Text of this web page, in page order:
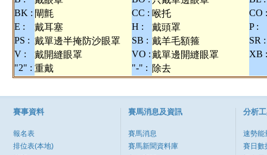
BK : 閘氈 CC : 喉托
CO :
E :
戴耳塞 H : 戴頭罩
P :
PS : 戴單邊半掩防沙眼罩 SB : 戴羊毛額箍
SR :
V :
戴開縫眼罩 VO :戴單邊開縫眼罩
XB :
"2" : 重戴 "-" : 除去
賽事資料
報名表
排位表(本地)
賽馬消息及資訊
賽馬消息
賽馬新聞資料庫
分析
速勢能
賽日數